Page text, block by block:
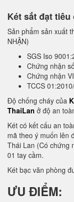
Két sắt đạt
Sản phẩm sản xuất
NHẬN)
SGS Iso
Chứng nhận
Chứng nhận
TCCS
Độ chống cháy của
ThaiLan ở độ an
Két có kết cấu an
mã theo ý muốn lên
Thái Lan (Có chứng
01 tay cầm.
Két bạc văn phòng
ƯU ĐIỂM: